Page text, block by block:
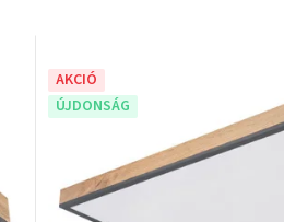
AKCIÓ
ÚJDONSÁG